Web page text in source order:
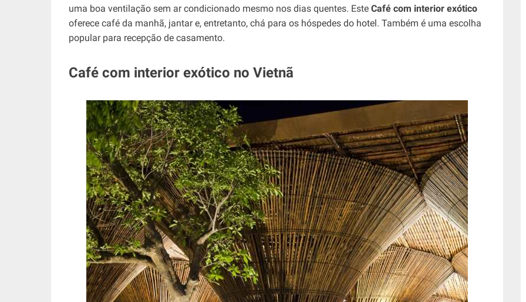
uma boa ventilação sem ar condicionado mesmo nos dias quentes. Este Café com interior exótico
oferece café da manhã, jantar e, entretanto, chá para os hóspedes do hotel. Também é uma escolha
popular para recepção de casamento.
Café com interior exótico no Vietnã